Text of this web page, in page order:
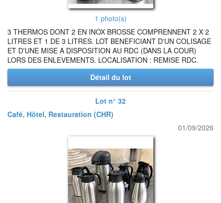
1 photo(s)
3 THERMOS DONT 2 EN INOX BROSSE COMPRENNENT 2 X 2
LITRES ET 1 DE 3 LITRES. LOT BENEFICIANT D'UN COLISAGE
ET D'UNE MISE A DISPOSITION AU RDC (DANS LA COUR)
LORS DES ENLEVEMENTS. LOCALISATION : REMISE RDC.
Détail du lot
Lot n° 32
Café, Hôtel, Restauration (CHR)
01/09/2026